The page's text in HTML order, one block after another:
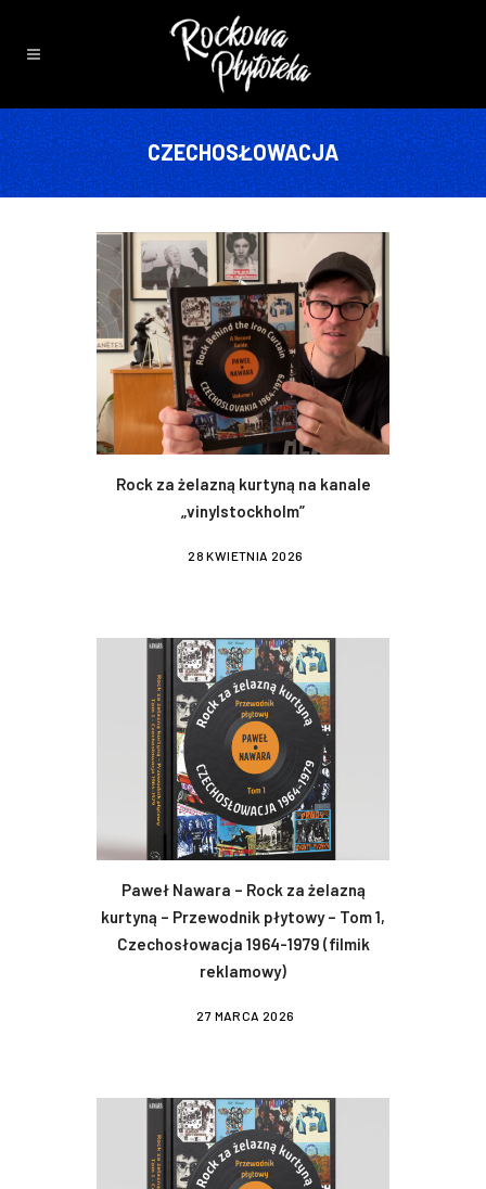
CZECHOSŁOWACJA
Rock za żelazną kurtyną na kanale
„vinylstockholm”
28 KWIETNIA 2026
Paweł Nawara – Rock za żelazną
kurtyną – Przewodnik płytowy – Tom 1,
Czechosłowacja 1964-1979 (filmik
reklamowy)
27 MARCA 2026